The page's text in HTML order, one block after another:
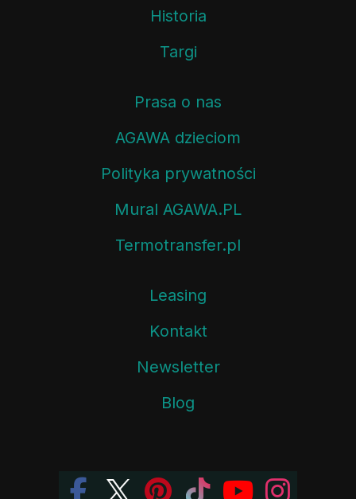
Historia
Targi
Prasa o nas
AGAWA dzieciom
Polityka prywatności
Mural AGAWA.PL
Termotransfer.pl
Leasing
Kontakt
Newsletter
Blog